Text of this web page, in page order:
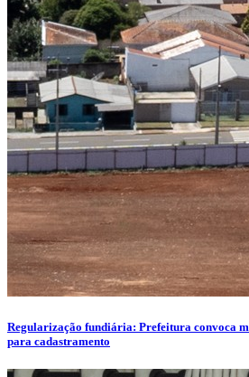
Regularização fundiária: Prefeitura convoca
para cadastramento